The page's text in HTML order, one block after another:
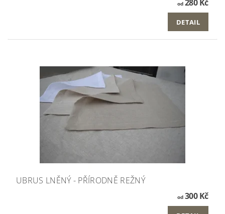
od280 Kč
DETAIL
UBRUS LNĚNÝ - PŘÍRODNĚ REŽNÝ
od300 Kč